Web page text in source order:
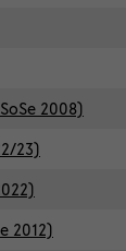
2008)
23)
2012)